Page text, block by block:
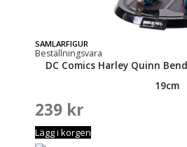
SAMLARFIGUR
Beställningsvara
DC Comics Harley Quinn
19cm
239 kr
Lägg i korgen